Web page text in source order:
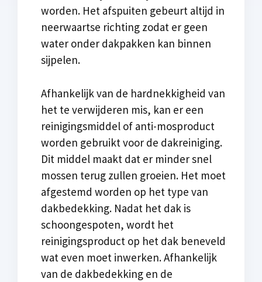
worden. Het afspuiten gebeurt altijd in
neerwaartse richting zodat er geen
water onder dakpakken kan binnen
sijpelen.
Afhankelijk van de hardnekkigheid van
het te verwijderen mis, kan er een
reinigingsmiddel of anti-mosproduct
worden gebruikt voor de dakreiniging.
Dit middel maakt dat er minder snel
mossen terug zullen groeien. Het moet
afgestemd worden op het type van
dakbedekking. Nadat het dak is
schoongespoten, wordt het
reinigingsproduct op het dak beneveld
wat even moet inwerken. Afhankelijk
van de dakbedekking en de